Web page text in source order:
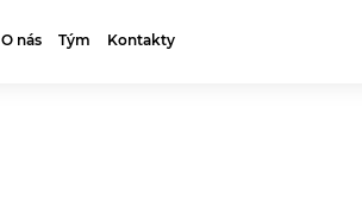
O nás Tým Kontakty